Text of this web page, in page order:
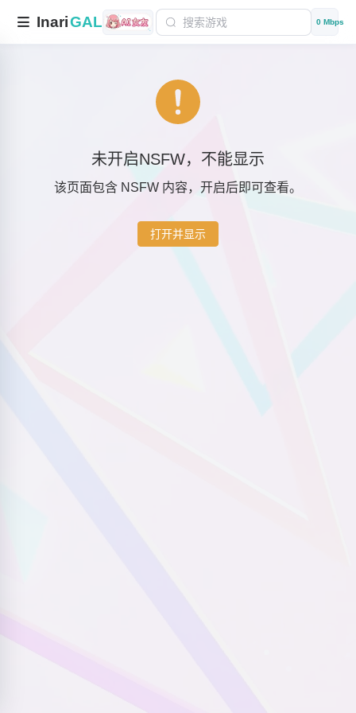
InariGAL 0 Mbps
未开启NSFW，不能显示
该页面包含 NSFW 内容，开启后即可查看。
打开并显示